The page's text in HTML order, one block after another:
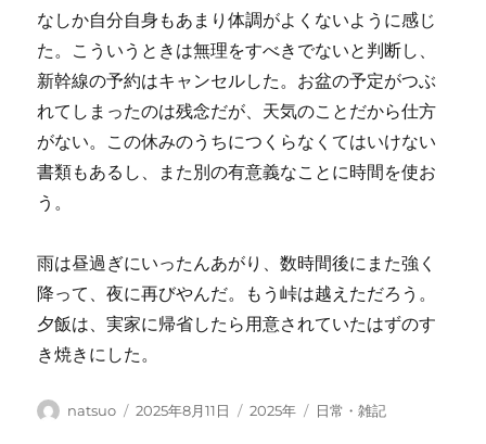
なしか自分自身もあまり体調がよくないように感じ
た。こういうときは無理をすべきでないと判断し、
新幹線の予約はキャンセルした。お盆の予定がつぶ
れてしまったのは残念だが、天気のことだから仕方
がない。この休みのうちにつくらなくてはいけない
書類もあるし、また別の有意義なことに時間を使お
う。
雨は昼過ぎにいったんあがり、数時間後にまた強く
降って、夜に再びやんだ。もう峠は越えただろう。
夕飯は、実家に帰省したら用意されていたはずのす
き焼きにした。
投
natsuo
投
2025年8月11日
カ
2025年
タ
日常・雑記